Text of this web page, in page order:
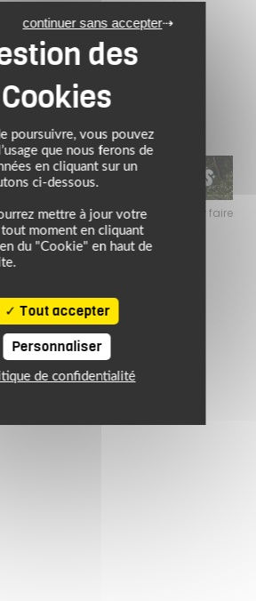
469.99 €
profitez de l’ambiance estivale pour faire
plans sur l’équipement motard !
poursuivre, vous pouvez
que nous ferons de
en cliquant sur un
ci-dessous.
mettre à jour votre
moment en cliquant
du "Cookie" en haut de
Tout accepter
continuer sans accepter
Personnaliser
de confidentialité